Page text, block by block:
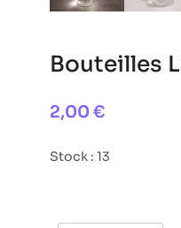
Bouteilles
2,00 €
Stock : 13